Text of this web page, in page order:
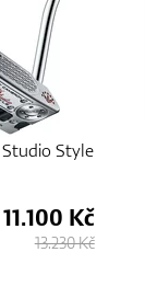
17.980 Kč
24.980 Kč